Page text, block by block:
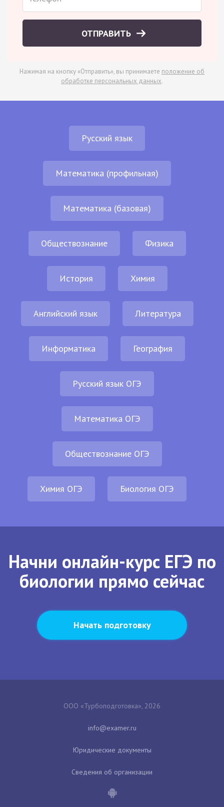
ОТПРАВИТЬ
Нажимая на кнопку «Отправить», вы принимаете положение об
обработке персональных данных.
Русский язык
Математика (профильная)
Математика (базовая)
Обществознание Физика
История Химия
Английский язык Литература
Информатика География
Русский язык ОГЭ
Математика ОГЭ
Обществознание ОГЭ
Химия ОГЭ Биология ОГЭ
Начни онлайн-курс ЕГЭ по
биологии прямо сейчас
Начать подготовку
ООО «Турбоподготовка», 2026
Юридические документы
Сведения об организации